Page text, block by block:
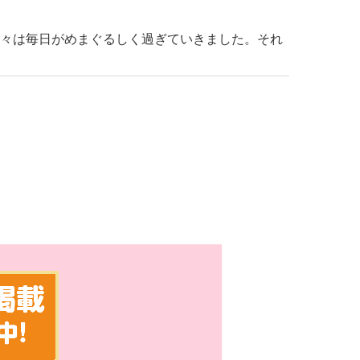
は毎日がめまぐるしく過ぎていきました。それ